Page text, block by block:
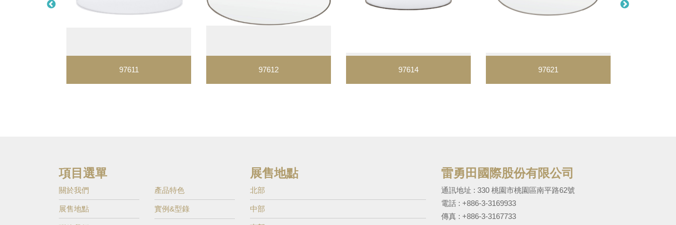
97611 97612 97614 97621
項目選單
關於我們 產品特色
展售地點 實例&型錄
展售地點
北部
中部
雷勇田國際股份有限公司
通訊地址 : 330 桃園市桃園區南平路62號
電話 : +886-3-3169933
傳真 : +886-3-3167733